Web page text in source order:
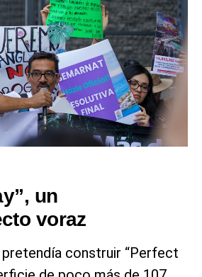
un
voraz
pretendía construir “Perfect